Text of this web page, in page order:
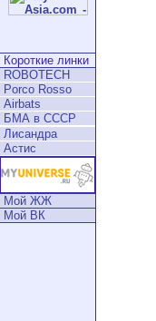
Короткие линки
ROBOTECH
Porco Rosso
Airbats
БМА в СССР
Лисандра
Астис
Мой ЖЖ
Мой ВК